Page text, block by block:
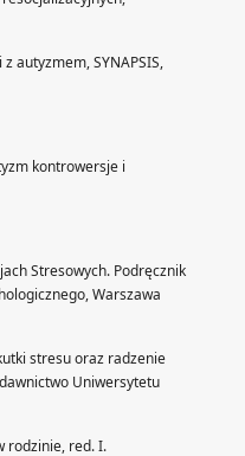
autyzmem, SYNAPSIS,
kontrowersje i
Stresowych. Podręcznik
Warszawa
stresu oraz radzenie
Uniwersytetu
rodzinie, red. I.